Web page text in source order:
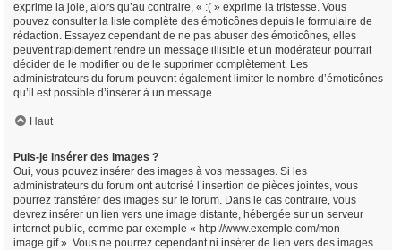
exprime la joie, alors qu’au contraire, « :( » exprime la tristesse. Vous
pouvez consulter la liste complète des émoticônes depuis le formulaire de
rédaction. Essayez cependant de ne pas abuser des émoticônes, elles
peuvent rapidement rendre un message illisible et un modérateur pourrait
décider de le modifier ou de le supprimer complètement. Les
administrateurs du forum peuvent également limiter le nombre d’émoticônes
qu’il est possible d’insérer à un message.
Haut
Puis-je insérer des images ?
Oui, vous pouvez insérer des images à vos messages. Si les
administrateurs du forum ont autorisé l’insertion de pièces jointes, vous
pourrez transférer des images sur le forum. Dans le cas contraire, vous
devrez insérer un lien vers une image distante, hébergée sur un serveur
internet public, comme par exemple « http://www.exemple.com/mon-
image.gif ». Vous ne pourrez cependant ni insérer de lien vers des images